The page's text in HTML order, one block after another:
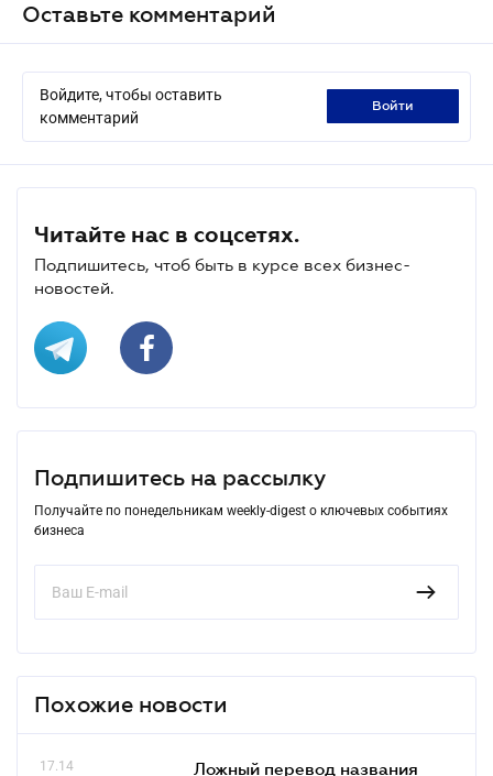
Оставьте комментарий
Войдите, чтобы оставить
комментарий
войти
Читайте нас в соцсетях.
Подпишитесь, чтоб быть в курсе всех бизнес-
новостей.
Подпишитесь на рассылку
Получайте по понедельникам weekly-digest о ключевых событиях
бизнеса
Похожие новости
17.14
Ложный перевод названия